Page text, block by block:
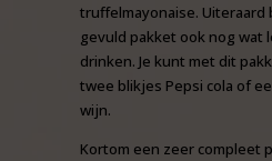
truffelmayonaise. Uiteraard
gevuld pakket ook nog wat
drinken. Je kunt met dit
twee blikjes Pepsi cola of
wijn.
Kortom een zeer compleet